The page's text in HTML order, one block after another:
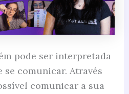
pode ser interpretada
se comunicar. Através
comunicar a sua